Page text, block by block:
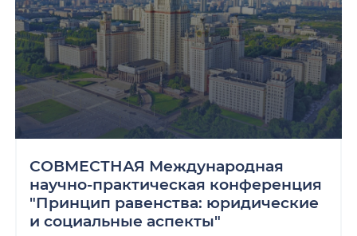
СОВМЕСТНАЯ Международная
научно-практическая конференция
"Принцип равенства: юридические
и социальные аспекты"